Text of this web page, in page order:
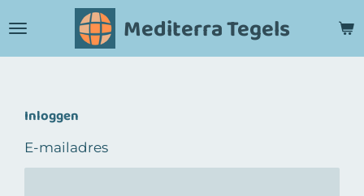
direct
naar
Mediterra Tegels
Inloggen
E-mailadres